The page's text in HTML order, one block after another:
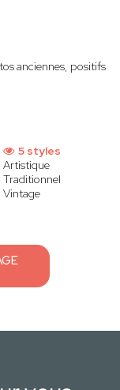
anciennes, positifs
5 styles
Artistique
Traditionnel
Vintage